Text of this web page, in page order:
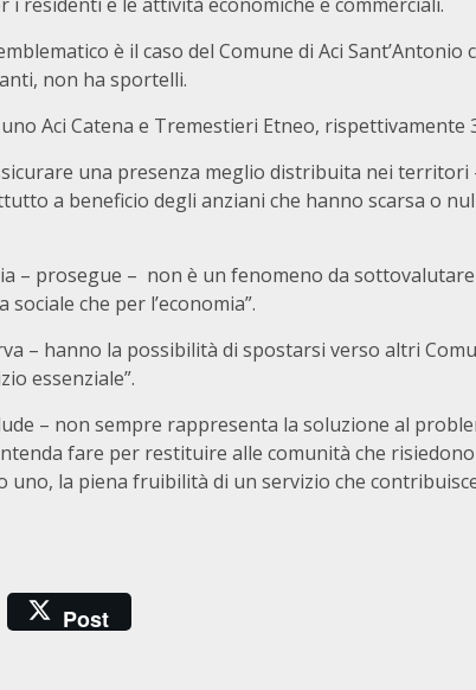
è il caso del Comune di Aci
non ha sportelli.
Aci Catena e Tremestieri Etneo, rispettivamente
una presenza meglio distribuita nei
a beneficio degli anziani che hanno scarsa o
– prosegue – non è un fenomeno da
che per l’economia”.
– hanno la possibilità di spostarsi verso altri
essenziale”.
– non sempre rappresenta la soluzione al
fare per restituire alle comunità che
uno, la piena fruibilità di un servizio che
Post